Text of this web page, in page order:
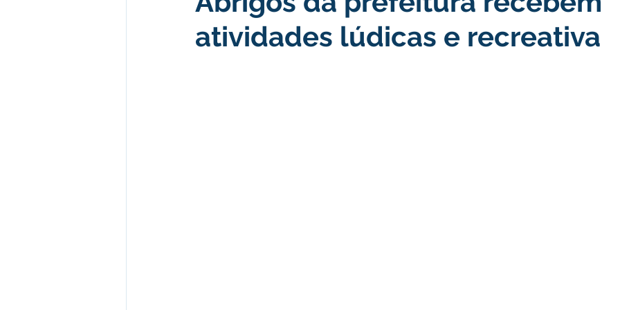
atividades lúdicas e recreativa